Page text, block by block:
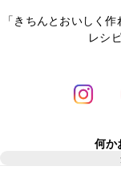
「きちんとおいしく
レシ
何か